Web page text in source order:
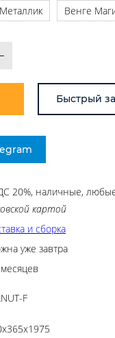
Венге
Быстрый
20%, наличные,
и сборка
уже завтра
F